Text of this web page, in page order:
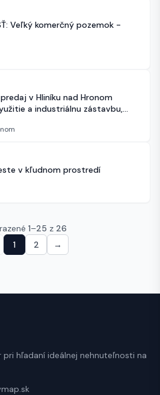
Veľký komerčný pozemok -
v Hliníku nad Hronom
a industriálnu zástavbu,
v kľudnom prostredí
1–25 z 26
1 2 →
hľadaní ideálnej nehnuteľnosti na